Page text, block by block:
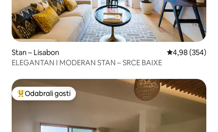
Stan – Lisabon Prosječna
4,98 (354)
ELEGANTAN I MODERAN STAN – SRCE BAIXE
Među najviše rangiranima s oznakom „Odabrali gosti”
Odabrali gosti